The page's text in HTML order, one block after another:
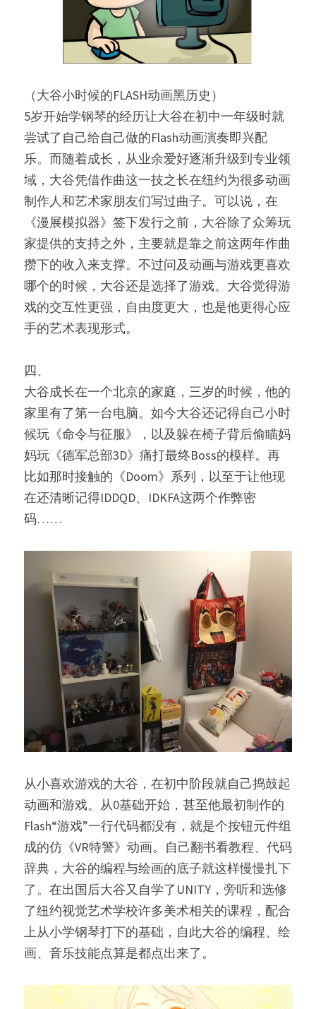
（大谷小时候的FLASH动画黑历史）
5岁开始学钢琴的经历让大谷在初中一年级时就
尝试了自己给自己做的Flash动画演奏即兴配
乐。而随着成长，从业余爱好逐渐升级到专业领
域，大谷凭借作曲这一技之长在纽约为很多动画
制作人和艺术家朋友们写过曲子。可以说，在
《漫展模拟器》签下发行之前，大谷除了众筹玩
家提供的支持之外，主要就是靠之前这两年作曲
攒下的收入来支撑。不过问及动画与游戏更喜欢
哪个的时候，大谷还是选择了游戏。大谷觉得游
戏的交互性更强，自由度更大，也是他更得心应
手的艺术表现形式。
四、
大谷成长在一个北京的家庭，三岁的时候，他的
家里有了第一台电脑。如今大谷还记得自己小时
候玩《命令与征服》，以及躲在椅子背后偷瞄妈
妈玩《德军总部3D》痛打最终Boss的模样。再
比如那时接触的《Doom》系列，以至于让他现
在还清晰记得IDDQD、IDKFA这两个作弊密
码……
从小喜欢游戏的大谷，在初中阶段就自己捣鼓起
动画和游戏。从0基础开始，甚至他最初制作的
Flash“游戏”一行代码都没有，就是个按钮元件组
成的仿《VR特警》动画。自己翻书看教程、代码
辞典，大谷的编程与绘画的底子就这样慢慢扎下
了。在出国后大谷又自学了UNITY，旁听和选修
了纽约视觉艺术学校许多美术相关的课程，配合
上从小学钢琴打下的基础，自此大谷的编程、绘
画、音乐技能点算是都点出来了。